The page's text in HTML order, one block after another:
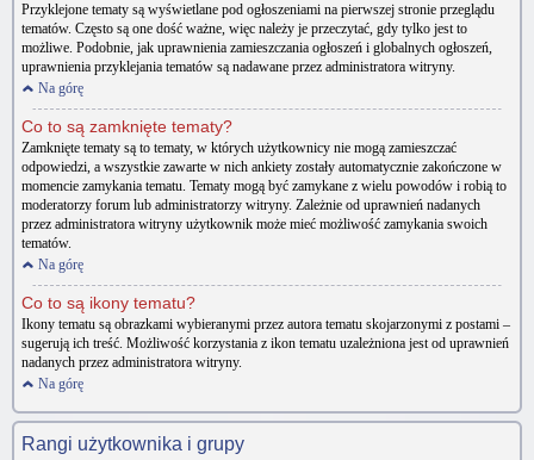
Przyklejone tematy są wyświetlane pod ogłoszeniami na pierwszej stronie przeglądu
tematów. Często są one dość ważne, więc należy je przeczytać, gdy tylko jest to
możliwe. Podobnie, jak uprawnienia zamieszczania ogłoszeń i globalnych ogłoszeń,
uprawnienia przyklejania tematów są nadawane przez administratora witryny.
Na górę
Co to są zamknięte tematy?
Zamknięte tematy są to tematy, w których użytkownicy nie mogą zamieszczać
odpowiedzi, a wszystkie zawarte w nich ankiety zostały automatycznie zakończone w
momencie zamykania tematu. Tematy mogą być zamykane z wielu powodów i robią to
moderatorzy forum lub administratorzy witryny. Zależnie od uprawnień nadanych
przez administratora witryny użytkownik może mieć możliwość zamykania swoich
tematów.
Na górę
Co to są ikony tematu?
Ikony tematu są obrazkami wybieranymi przez autora tematu skojarzonymi z postami –
sugerują ich treść. Możliwość korzystania z ikon tematu uzależniona jest od uprawnień
nadanych przez administratora witryny.
Na górę
Rangi użytkownika i grupy